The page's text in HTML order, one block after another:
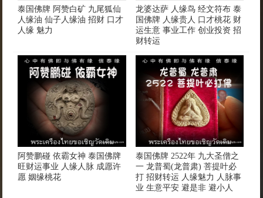
泰国佛牌 阿赞白矿 九尾狐仙
人缘油 仙子人缘油 招财 口才
人缘 魅力
龙婆达萨 人缘鸟 经文符布 泰
国佛牌 人缘贵人 口才桃花 财
运生意 事业工作 创业投资 招
财转运
阿赞鹏碰 依霸女神 泰国佛牌
旺财运事业 人缘人脉 成愿许
愿 姻缘桃花
泰国佛牌 2522年 九大圣僧之
一 龙普蜀(龙普肃) 菩提叶必
打 招财转运 人缘魅力 人脉事
业 生意平安 避是非 避小人